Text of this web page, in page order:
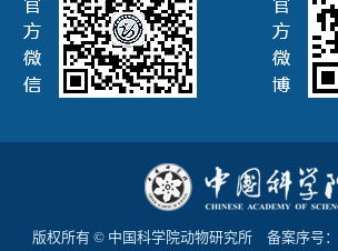
版权所有 © 中国科学院动物研究所 备案序号：